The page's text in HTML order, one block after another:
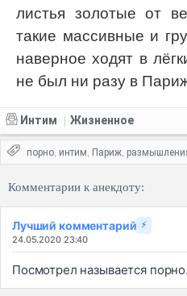
листья золотые от
такие массивные и
наверное ходят в
не был ни разу в
Интим Жизненное
порно, интим, Париж,
Комментарии к анекдоту:
Лучший комментарий ⚡
24.05.2020 23:40
Посмотрел называется